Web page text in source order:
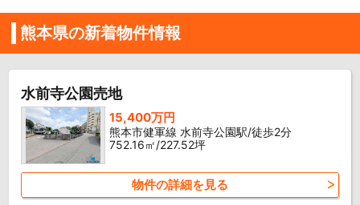
熊本県の新着物件情報
水前寺公園売地
15,400万円
熊本市健軍線 水前寺公園駅/徒歩2分
752.16㎡/227.52坪
物件の詳細を見る